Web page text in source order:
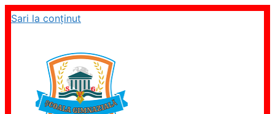
Sari la conținut